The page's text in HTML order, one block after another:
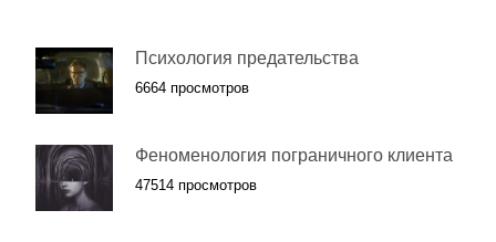
Психология предательства
6664 просмотров
Феноменология пограничного клиента
47514 просмотров